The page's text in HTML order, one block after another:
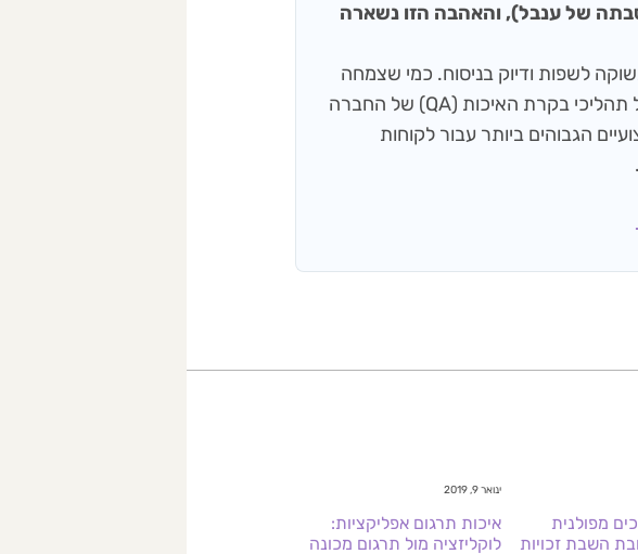
דובר 12 שפות (של סבתה של ענבל), והאהבה הזו נשארה
"תרגו" בשנת 2007 מתוך תשוקה לשפות ודיוק בניסוח. כמי שצמחה
מתוך עולם התוכן והעיתונאות, היא מפקחת על תהליכי בקרת האיכות (QA) של החברה
הגבוהים ביותר עבור לקוחות
מפולנית
השבת זכויות
ינואר 9, 2019
איכות תרגום אפליקציות:
לוקליזציה מול תרגום מכונה